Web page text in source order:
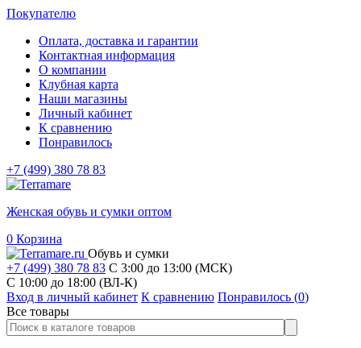
Покупателю
Оплата, доставка и гарантии
Контактная информация
О компании
Клубная карта
Наши магазины
Личный кабинет
К сравнению
Понравилось
+7 (499) 380 78 83
Женская обувь и сумки оптом
0 Корзина
Обувь и сумки
+7 (499) 380 78 83 С 3:00 до 13:00 (МСК)
C 10:00 до 18:00 (ВЛ-К)
Вход в личный кабинет К сравнению Понравилось (0)
Все товары